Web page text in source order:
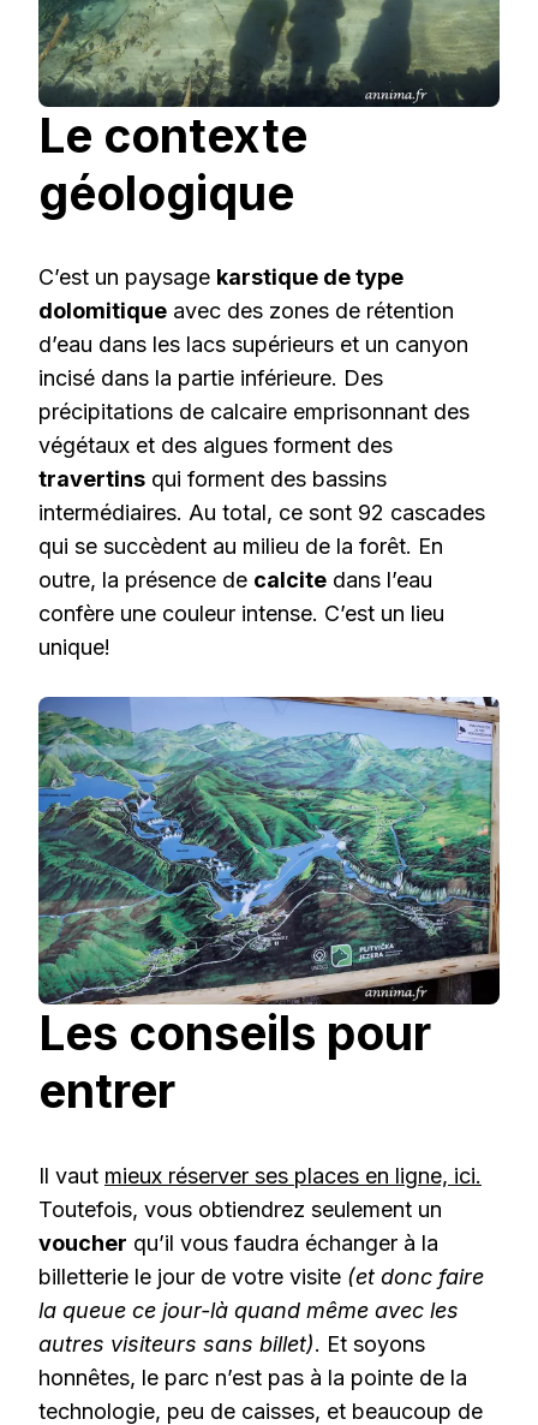
Le contexte
géologique
C’est un paysage karstique de type
dolomitique avec des zones de rétention
d’eau dans les lacs supérieurs et un canyon
incisé dans la partie inférieure. Des
précipitations de calcaire emprisonnant des
végétaux et des algues forment des
travertins qui forment des bassins
intermédiaires. Au total, ce sont 92 cascades
qui se succèdent au milieu de la forêt. En
outre, la présence de calcite dans l’eau
confère une couleur intense. C’est un lieu
unique!
Les conseils pour
entrer
Il vaut mieux réserver ses places en ligne, ici.
Toutefois, vous obtiendrez seulement un
voucher qu’il vous faudra échanger à la
billetterie le jour de votre visite (et donc faire
la queue ce jour-là quand même avec les
autres visiteurs sans billet). Et soyons
honnêtes, le parc n’est pas à la pointe de la
technologie, peu de caisses, et beaucoup de